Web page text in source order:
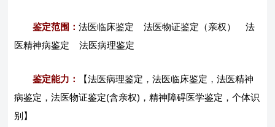
鉴定范围：法医临床鉴定 法医物证鉴定（亲权） 法
医精神病鉴定 法医病理鉴定
鉴定能力：
【法医病理鉴定，法医临床鉴定，法医精神
病鉴定，法医物证鉴定(含亲权)，精神障碍医学鉴定，个体识
别】